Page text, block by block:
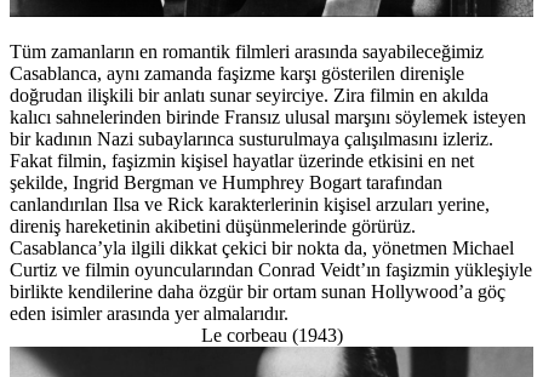
Tüm zamanların en romantik filmleri arasında sayabileceğimiz
Casablanca, aynı zamanda faşizme karşı gösterilen direnişle
doğrudan ilişkili bir anlatı sunar seyirciye. Zira filmin en akılda
kalıcı sahnelerinden birinde Fransız ulusal marşını söylemek isteyen
bir kadının Nazi subaylarınca susturulmaya çalışılmasını izleriz.
Fakat filmin, faşizmin kişisel hayatlar üzerinde etkisini en net
şekilde, Ingrid Bergman ve Humphrey Bogart tarafından
canlandırılan Ilsa ve Rick karakterlerinin kişisel arzuları yerine,
direniş hareketinin akibetini düşünmelerinde görürüz.
Casablanca’yla ilgili dikkat çekici bir nokta da, yönetmen Michael
Curtiz ve filmin oyuncularından Conrad Veidt’ın faşizmin yükleşiyle
birlikte kendilerine daha özgür bir ortam sunan Hollywood’a göç
eden isimler arasında yer almalarıdır.
Le corbeau (1943)